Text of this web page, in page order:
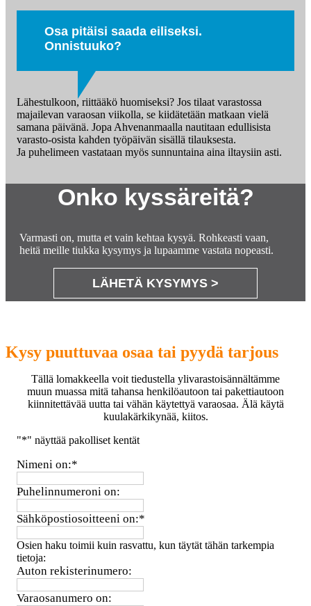
Osa pitäisi saada eiliseksi.
Onnistuuko?
Lähestulkoon, riittääkö huomiseksi? Jos tilaat varastossa
majailevan varaosan viikolla, se kiidätetään matkaan vielä
samana päivänä. Jopa Ahvenanmaalla nautitaan edullisista
varasto-osista kahden työpäivän sisällä tilauksesta.
Ja puhelimeen vastataan myös sunnuntaina aina iltaysiin asti.
Onko kyssäreitä?
Varmasti on, mutta et vain kehtaa kysyä. Rohkeasti vaan,
heitä meille tiukka kysymys ja lupaamme vastata nopeasti.
LÄHETÄ KYSYMYS >
Kysy puuttuvaa osaa tai pyydä tarjous
Tällä lomakkeella voit tiedustella ylivarastoisännältämme
muun muassa mitä tahansa henkilöautoon tai pakettiautoon
kiinnitettävää uutta tai vähän käytettyä varaosaa. Älä käytä
kuulakärkikynää, kiitos.
"*" näyttää pakolliset kentät
Nimeni on:*
Puhelinnumeroni on:
Sähköpostiosoitteeni on:*
Osien haku toimii kuin rasvattu, kun täytät tähän tarkempia
tietoja:
Auton rekisterinumero:
Varaosanumero on: